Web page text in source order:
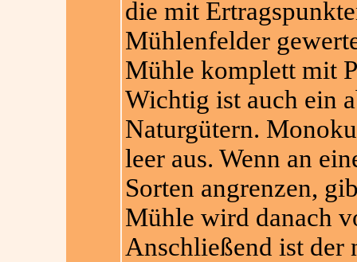
die mit
Mühlenfelder
Mühle komplett mit
Wichtig ist auch ein
Naturgütern.
leer aus. Wenn an
Sorten angrenzen,
Mühle wird danach
Anschließend ist der